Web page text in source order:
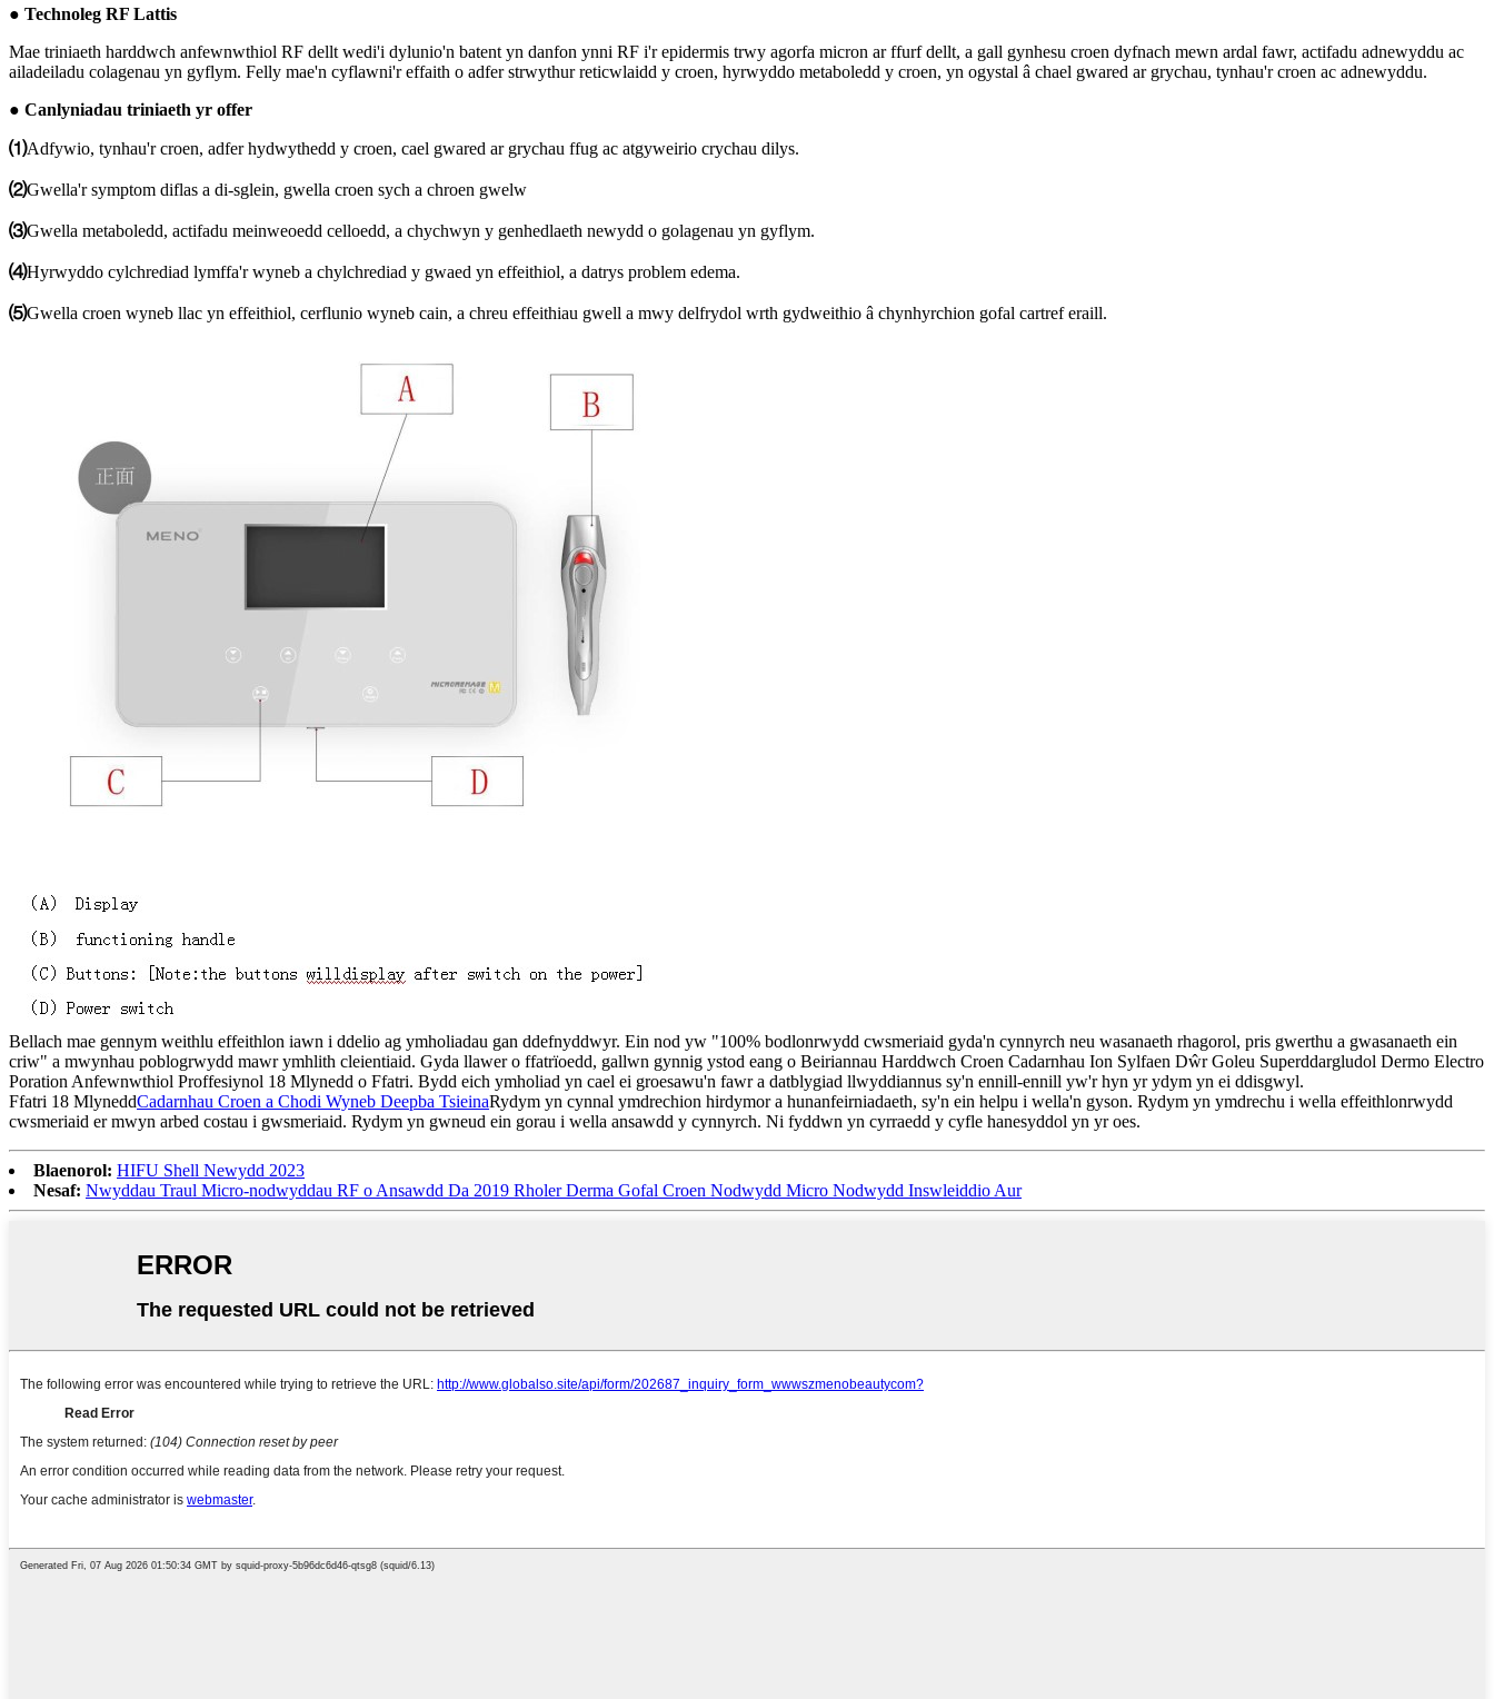
● Technoleg RF Lattis
Mae triniaeth harddwch anfewnwthiol RF dellt wedi'i dylunio'n batent yn danfon ynni RF i'r epidermis trwy agorfa micron ar ffurf dellt, a gall gynhesu croen dyfnach mewn ardal fawr, actifadu adnewyddu ac
ailadeiladu colagenau yn gyflym. Felly mae'n cyflawni'r effaith o adfer strwythur reticwlaidd y croen, hyrwyddo metaboledd y croen, yn ogystal â chael gwared ar grychau, tynhau'r croen ac adnewyddu.
● Canlyniadau triniaeth yr offer
⑴Adfywio, tynhau'r croen, adfer hydwythedd y croen, cael gwared ar grychau ffug ac atgyweirio crychau dilys.
⑵Gwella'r symptom diflas a di-sglein, gwella croen sych a chroen gwelw
⑶Gwella metaboledd, actifadu meinweoedd celloedd, a chychwyn y genhedlaeth newydd o golagenau yn gyflym.
⑷Hyrwyddo cylchrediad lymffa'r wyneb a chylchrediad y gwaed yn effeithiol, a datrys problem edema.
⑸Gwella croen wyneb llac yn effeithiol, cerflunio wyneb cain, a chreu effeithiau gwell a mwy delfrydol wrth gydweithio â chynhyrchion gofal cartref eraill.
Bellach mae gennym weithlu effeithlon iawn i ddelio ag ymholiadau gan ddefnyddwyr. Ein nod yw "100% bodlonrwydd cwsmeriaid gyda'n cynnyrch neu wasanaeth rhagorol, pris gwerthu a gwasanaeth ein
criw" a mwynhau poblogrwydd mawr ymhlith cleientiaid. Gyda llawer o ffatrïoedd, gallwn gynnig ystod eang o Beiriannau Harddwch Croen Cadarnhau Ion Sylfaen Dŵr Goleu Superddargludol Dermo Electro
Poration Anfewnwthiol Proffesiynol 18 Mlynedd o Ffatri. Bydd eich ymholiad yn cael ei groesawu'n fawr a datblygiad llwyddiannus sy'n ennill-ennill yw'r hyn yr ydym yn ei ddisgwyl.
Ffatri 18 MlyneddCadarnhau Croen a Chodi Wyneb Deepba TsieinaRydym yn cynnal ymdrechion hirdymor a hunanfeirniadaeth, sy'n ein helpu i wella'n gyson. Rydym yn ymdrechu i wella effeithlonrwydd
cwsmeriaid er mwyn arbed costau i gwsmeriaid. Rydym yn gwneud ein gorau i wella ansawdd y cynnyrch. Ni fyddwn yn cyrraedd y cyfle hanesyddol yn yr oes.
Blaenorol: HIFU Shell Newydd 2023
Nesaf: Nwyddau Traul Micro-nodwyddau RF o Ansawdd Da 2019 Rholer Derma Gofal Croen Nodwydd Micro Nodwydd Inswleiddio Aur